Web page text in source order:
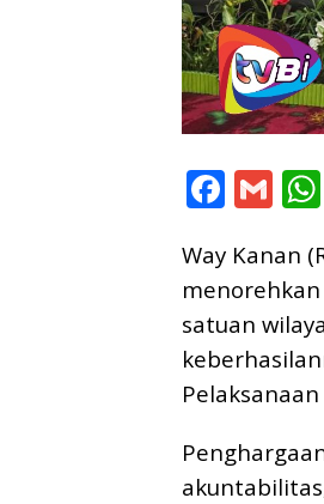
F
e
b
o
o
k
G
ai
l
Way Kanan
satuan